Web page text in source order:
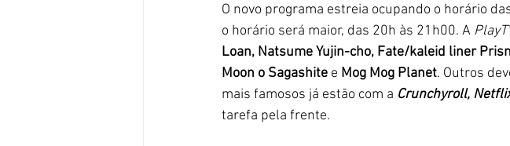
O novo programa estreia ocupando o horário
o horário será maior, das 20h às 21h00. A
Loan, Natsume Yujin-cho, Fate/kaleid liner
Moon o Sagashite e Mog Mog Planet. Outros
mais famosos já estão com a Crunchyroll,
tarefa pela frente.